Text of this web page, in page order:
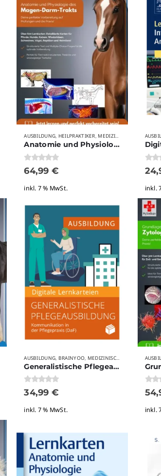
,SABINA MANDT,VERLAGE
AUSBILDUNG, HEILPRAKTIKER, MEDIZIN MEDIZINISCHE
Anatomie und Physiologie des Magen-Darm-Trakts
0von 5
64,99€
inkl. 7 % MwSt.
0
inkl.
MEDIZINISCHE AUSBILDUNGSBERUFE,MYVETBRAIN STUDIUM,
AUSBILDUNG, BRAINYOO, MEDIZINISCHE AUSBILDUNGSBERUFE
Generalistische Pflegeausbildung – Kommunikation in der Pflegepraxis (DaF)
0von 5
34,99€
inkl. 7 % MwSt.
0
inkl.